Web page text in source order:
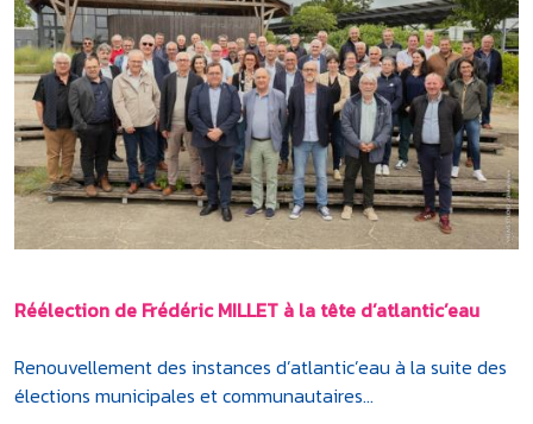
Réélection de Frédéric MILLET à la tête d’atlantic’eau
Renouvellement des instances d’atlantic’eau à la suite des
élections municipales et communautaires...